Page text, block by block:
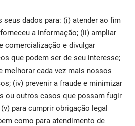
seus dados para: (i) atender ao fim
a informação; (ii) ampliar
comercialização e divulgar
que podem ser de seu interesse;
melhorar cada vez mais nossos
(iv) prevenir a fraude e minimizar
ou outros casos que possam fugir
para cumprir obrigação legal
como para atendimento de